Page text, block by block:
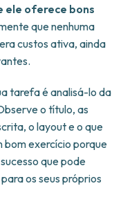
ele oferece bons
que nenhuma
custos ativa, ainda
tarefa é analisá-lo da
o título, as
o layout e o que
bom exercício porque
que pode
os seus próprios